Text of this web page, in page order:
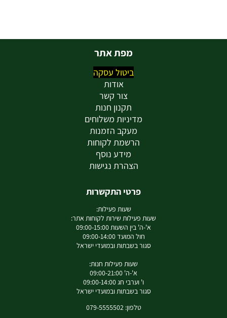
מפת אתר
ביטול עסקה
אודות
צור קשר
תקנון חנות
מדיניות משלוחים
מעקב הזמנות
הרשמת לקוחות
מידע נוסף
הצהרת נגישות
פרטי התקשרות
שעות פעילות:
שעות פעילות שירות לקוחות אתר:
א'-ה' בין השעות 09:00-15:00
חול המועד 09:00-14:00
סגור בשבתות ובמועדי ישראל
שעות פעילות חנות:
א'-ה' 09:00-21:00
ו' וערבי חג 09:00-14:00
סגור בשבתות ובמועדי ישראל
טלפון: 079-5555502